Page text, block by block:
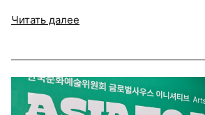
Читать далее